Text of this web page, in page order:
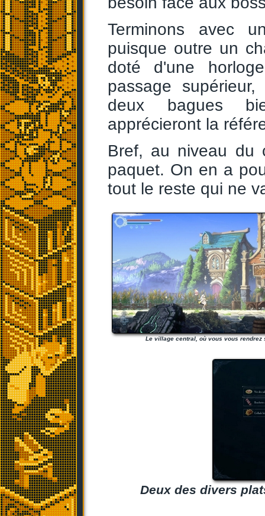
Terminons avec
puisque outre un
doté d'une
passage
deux bagues
apprécieront la
Bref, au niveau du
paquet. On en a
tout le reste qui ne
Le village central, où vous vous rendrez
Deux des divers